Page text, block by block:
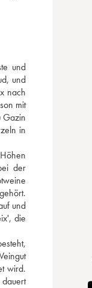
und
und
nach
mit
Gazin
in
der
und
die
wird.